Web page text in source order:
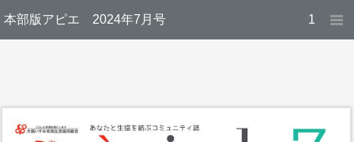
本部版アピエ 2024年7月号 1